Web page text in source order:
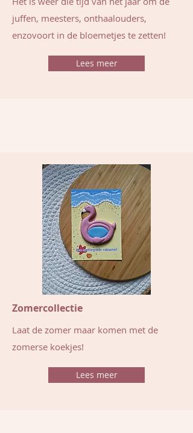
juffen, meesters, onthaalouders,
enzovoort in de bloemetjes te zetten!
Lees meer
Zomercollectie
Laat de zomer maar komen met de
zomerse koekjes!
Lees meer